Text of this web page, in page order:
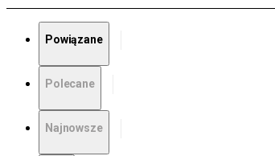
Powiązane
Polecane
Najnowsze